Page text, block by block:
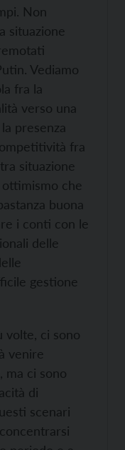
Non
situazione
Vediamo
fra la
verso una
presenza
fra
situazione
che
buona
i conti con le
delle
gestione
volte, ci sono
venire
ma ci sono
di
scenari